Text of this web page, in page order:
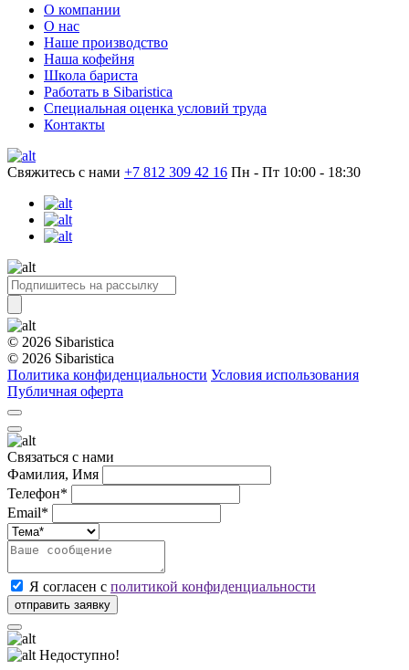
О компании
О нас
Наше производство
Наша кофейня
Школа бариста
Работать в Sibaristica
Специальная оценка условий труда
Контакты
Свяжитесь с нами +7 812 309 42 16 Пн - Пт 10:00 - 18:30
© 2026 Sibaristica
© 2026 Sibaristica
Политика конфиденциальности Условия использования
Публичная оферта
Связаться с нами
Фамилия, Имя
Телефон*
Email*
Я согласен с политикой конфиденциальности
Недоступно!